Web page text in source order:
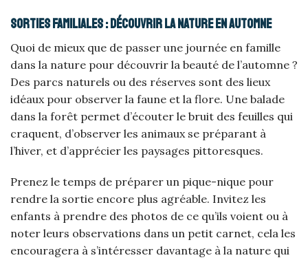
Sorties familiales : découvrir la nature en automne
Quoi de mieux que de passer une journée en famille
dans la nature pour découvrir la beauté de l’automne ?
Des parcs naturels ou des réserves sont des lieux
idéaux pour observer la faune et la flore. Une balade
dans la forêt permet d’écouter le bruit des feuilles qui
craquent, d’observer les animaux se préparant à
l’hiver, et d’apprécier les paysages pittoresques.
Prenez le temps de préparer un pique-nique pour
rendre la sortie encore plus agréable. Invitez les
enfants à prendre des photos de ce qu’ils voient ou à
noter leurs observations dans un petit carnet, cela les
encouragera à s’intéresser davantage à la nature qui